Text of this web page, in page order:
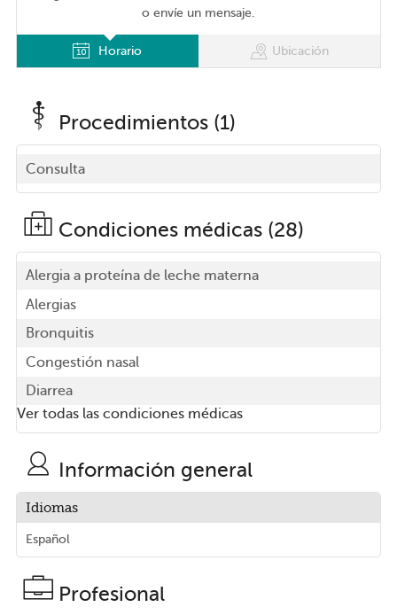
o envíe un mensaje.
Horario Ubicación
Procedimientos (1)
Consulta
Condiciones médicas (28)
Alergia a proteína de leche materna
Alergias
Bronquitis
Congestión nasal
Diarrea
Ver todas las condiciones médicas
Información general
Idiomas
Español
Profesional